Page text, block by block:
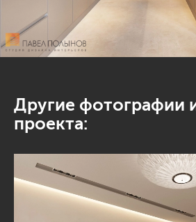
Другие фотографии
проекта: